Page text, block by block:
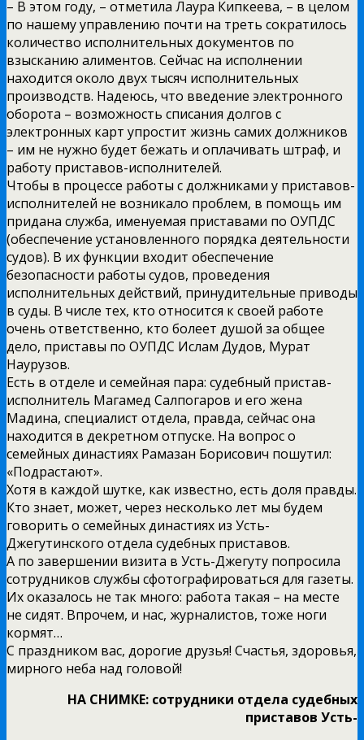
– В этом году, – отметила Лаура Кипкеева, – в целом
по нашему управлению почти на треть сократилось
количество исполнительных документов по
взысканию алиментов. Сейчас на исполнении
находится около двух тысяч исполнительных
производств. Надеюсь, что введение электронного
оборота – возможность списания долгов с
электронных карт упростит жизнь самих должников
– им не нужно будет бежать и оплачивать штраф, и
работу приставов-исполнителей.
Чтобы в процессе работы с должниками у приставов-
исполнителей не возникало проблем, в помощь им
придана служба, именуемая приставами по ОУПДС
(обеспечение установленного порядка деятельности
судов). В их функции входит обеспечение
безопасности работы судов, проведения
исполнительных действий, принудительные приводы
в суды. В числе тех, кто относится к своей работе
очень ответственно, кто болеет душой за общее
дело, приставы по ОУПДС Ислам Дудов, Мурат
Наурузов.
Есть в отделе и семейная пара: судебный пристав-
исполнитель Магамед Салпогаров и его жена
Мадина, специалист отдела, правда, сейчас она
находится в декретном отпуске. На вопрос о
семейных династиях Рамазан Борисович пошутил:
«Подрастают».
Хотя в каждой шутке, как известно, есть доля правды.
Кто знает, может, через несколько лет мы будем
говорить о семейных династиях из Усть-
Джегутинского отдела судебных приставов.
А по завершении визита в Усть-Джегуту попросила
сотрудников службы сфотографироваться для газеты.
Их оказалось не так много: работа такая – на месте
не сидят. Впрочем, и нас, журналистов, тоже ноги
кормят…
С праздником вас, дорогие друзья! Счастья, здоровья,
мирного неба над головой!
НА СНИМКЕ: сотрудники отдела судебных
приставов Усть-